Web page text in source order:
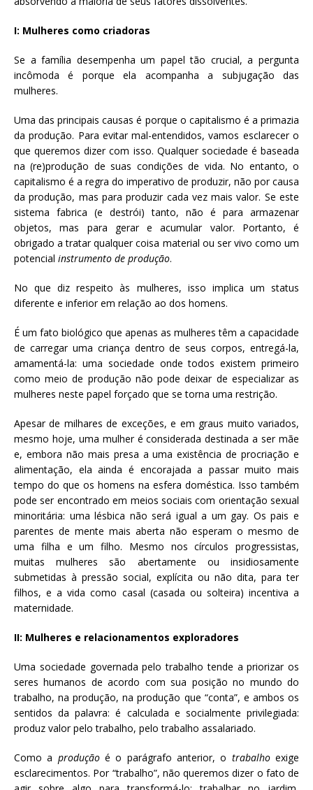
I: Mulheres como criadoras
Se a família desempenha um papel tão crucial, a pergunta
incômoda é porque ela acompanha a subjugação das
mulheres.
Uma das principais causas é porque o capitalismo é a primazia
da produção. Para evitar mal-entendidos, vamos esclarecer o
que queremos dizer com isso. Qualquer sociedade é baseada
na (re)produção de suas condições de vida. No entanto, o
capitalismo é a regra do imperativo de produzir, não por causa
da produção, mas para produzir cada vez mais valor. Se este
sistema fabrica (e destrói) tanto, não é para armazenar
objetos, mas para gerar e acumular valor. Portanto, é
obrigado a tratar qualquer coisa material ou ser vivo como um
potencial instrumento de produção.
No que diz respeito às mulheres, isso implica um status
diferente e inferior em relação ao dos homens.
É um fato biológico que apenas as mulheres têm a capacidade
de carregar uma criança dentro de seus corpos, entregá-la,
amamentá-la: uma sociedade onde todos existem primeiro
como meio de produção não pode deixar de especializar as
mulheres neste papel forçado que se torna uma restrição.
Apesar de milhares de exceções, e em graus muito variados,
mesmo hoje, uma mulher é considerada destinada a ser mãe
e, embora não mais presa a uma existência de procriação e
alimentação, ela ainda é encorajada a passar muito mais
tempo do que os homens na esfera doméstica. Isso também
pode ser encontrado em meios sociais com orientação sexual
minoritária: uma lésbica não será igual a um gay. Os pais e
parentes de mente mais aberta não esperam o mesmo de
uma filha e um filho. Mesmo nos círculos progressistas,
muitas mulheres são abertamente ou insidiosamente
submetidas à pressão social, explícita ou não dita, para ter
filhos, e a vida como casal (casada ou solteira) incentiva a
maternidade.
II: Mulheres e relacionamentos exploradores
Uma sociedade governada pelo trabalho tende a priorizar os
seres humanos de acordo com sua posição no mundo do
trabalho, na produção, na produção que “conta”, e ambos os
sentidos da palavra: é calculada e socialmente privilegiada:
produz valor pelo trabalho, pelo trabalho assalariado.
Como a produçãoé o parágrafo anterior, o trabalhoexige
esclarecimentos. Por “trabalho”, não queremos dizer o fato de